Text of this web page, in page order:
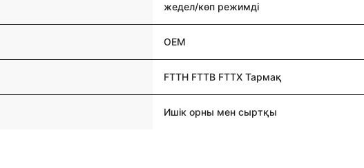
жедел/көп режимді
OEM
FTTH FTTB FTTX Тармақ
Ишік орны мен сыртқы